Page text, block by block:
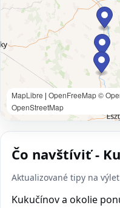
MapLibre | OpenFreeMap©
OpenStreetMap
Čo navštíviť -
Aktualizované tipy na
Kukučínov a okolie